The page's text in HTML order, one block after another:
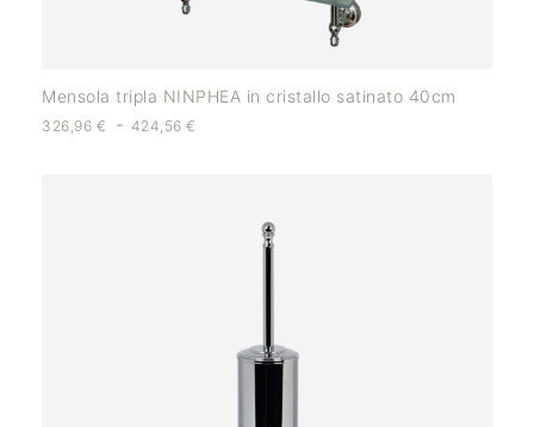
Mensola tripla NINPHEA in cristallo satinato 40cm
326,96 € - 424,56€